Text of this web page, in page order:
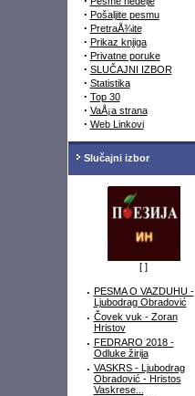
· Pošaljite pesmu
· PretraÅ¾ite
· Prikaz knjiga
· Privatne poruke
· SLUČAJNI IZBOR
· Statistika
· Top 30
· VaÅ¡a strana
· Web Linkovi
Slučajni izbor
[ ]
· PESMA O VAZDUHU -
Ljubodrag Obradović
· Čovek vuk - Zoran
Hristov
· FEDRARO 2018 -
Odluke žirija
· VASKRS - Ljubodrag
Obradović - Hristos
Vaskrese...